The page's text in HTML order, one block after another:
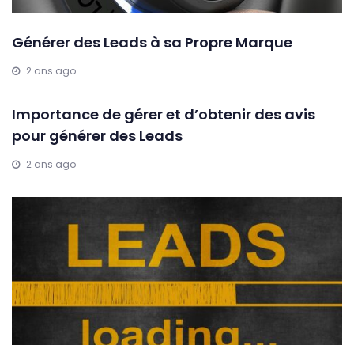
Générer des Leads à sa Propre Marque
2 ans ago
Importance de gérer et d’obtenir des avis
pour générer des Leads
2 ans ago